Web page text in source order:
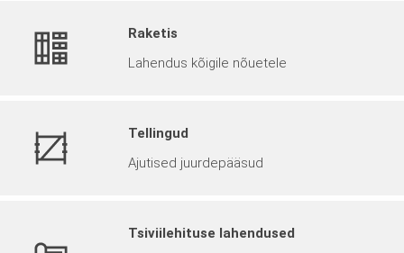
Raketis
Lahendus kõigile nõuetele
Tellingud
Ajutised juurdepääsud
Tsiviilehituse lahendused